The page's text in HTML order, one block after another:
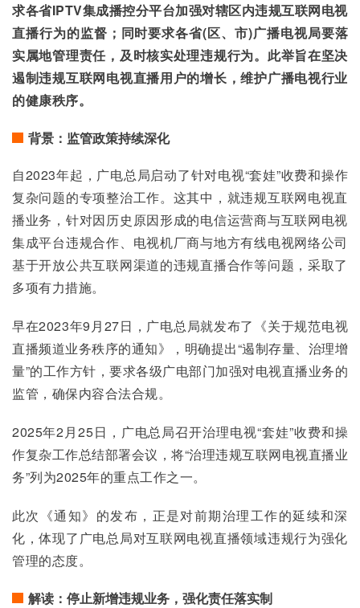
求各省IPTV集成播控分平台加强对辖区内违规互联网电视
直播行为的监督；同时要求各省(区、市)广播电视局要落
实属地管理责任，及时核实处理违规行为。此举旨在坚决
遏制违规互联网电视直播用户的增长，维护广播电视行业
的健康秩序。
背景：监管政策持续深化
自2023年起，广电总局启动了针对电视“套娃”收费和操作
复杂问题的专项整治工作。这其中，就违规互联网电视直
播业务，针对因历史原因形成的电信运营商与互联网电视
集成平台违规合作、电视机厂商与地方有线电视网络公司
基于开放公共互联网渠道的违规直播合作等问题，采取了
多项有力措施。
早在2023年9月27日，广电总局就发布了《关于规范电视
直播频道业务秩序的通知》，明确提出“遏制存量、治理增
量”的工作方针，要求各级广电部门加强对电视直播业务的
监管，确保内容合法合规。
2025年2月25日，广电总局召开治理电视“套娃”收费和操
作复杂工作总结部署会议，将“治理违规互联网电视直播业
务”列为2025年的重点工作之一。
此次《通知》的发布，正是对前期治理工作的延续和深
化，体现了广电总局对互联网电视直播领域违规行为强化
管理的态度。
解读：停止新增违规业务，强化责任落实制